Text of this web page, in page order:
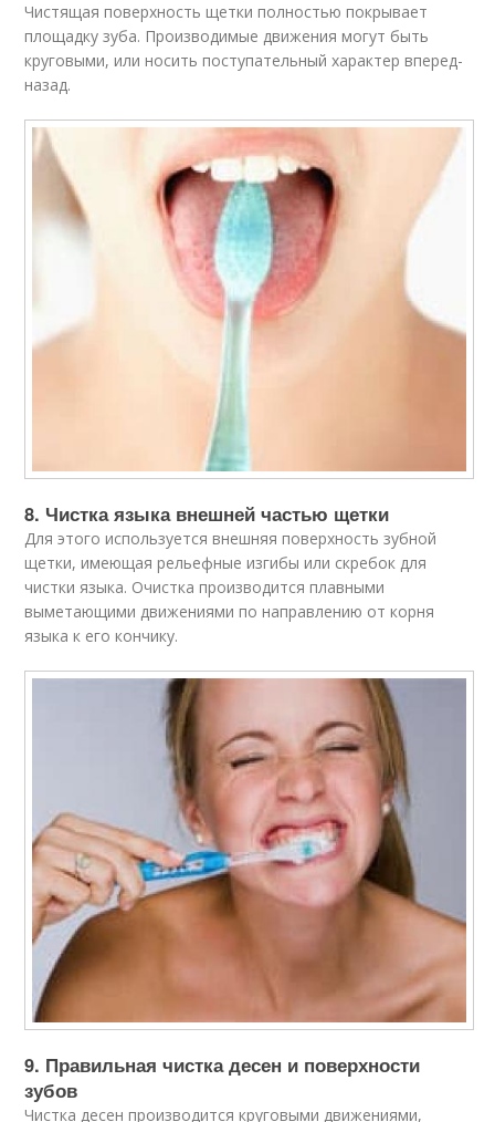
Чистящая поверхность щетки полностью покрывает
площадку зуба. Производимые движения могут быть
круговыми, или носить поступательный характер вперед-
назад.
8. Чистка языка внешней частью щетки
Для этого используется внешняя поверхность зубной
щетки, имеющая рельефные изгибы или скребок для
чистки языка. Очистка производится плавными
выметающими движениями по направлению от корня
языка к его кончику.
9. Правильная чистка десен и поверхности
зубов
Чистка десен производится круговыми движениями,